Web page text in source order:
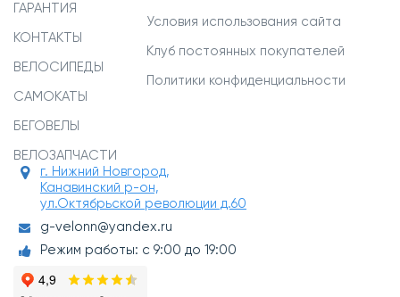
ГАРАНТИЯ
КОНТАКТЫ
ВЕЛОСИПЕДЫ
САМОКАТЫ
БЕГОВЕЛЫ
ВЕЛОЗАПЧАСТИ
Условия использования сайта
Клуб постоянных покупателей
Политики конфиденциальности
г. Нижний Новгород,
Канавинский р-он,
ул.Октябрьской революции д.60
g-velonn@yandex.ru
Режим работы: с 9:00 до 19:00